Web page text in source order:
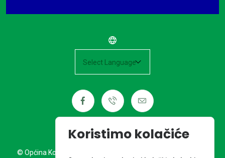
© Općina Kotoriba. Sva prava pridržana. Izrada web stranice:
Koristimo kolačiće